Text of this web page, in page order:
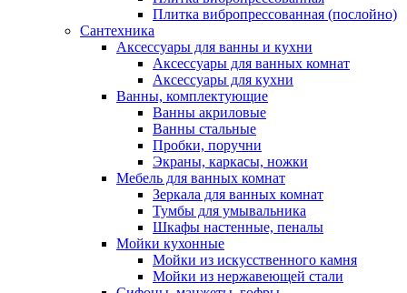
Плитка вибропрессованная (послойно)
Сантехника
Аксессуары для ванны и кухни
Аксессуары для ванных комнат
Аксессуары для кухни
Ванны, комплектующие
Ванны акриловые
Ванны стальные
Пробки, поручни
Экраны, каркасы, ножки
Мебель для ванных комнат
Зеркала для ванных комнат
Тумбы для умывальника
Шкафы настенные, пеналы
Мойки кухонные
Мойки из искусственного камня
Мойки из нержавеющей стали